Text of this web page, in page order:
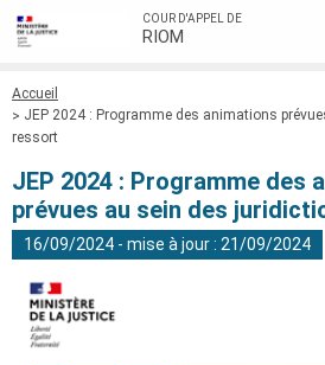
COUR D'APPEL DE
RIOM
Fil
d'Ariane
Accueil
JEP 2024 : Programme des animations
ressort
JEP 2024 : Programme des
prévues au sein des
16/09/2024 - mise à jour : 21/09/2024